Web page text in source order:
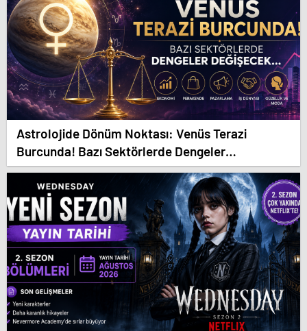
Astrolojide Dönüm Noktası: Venüs Terazi
Burcunda! Bazı Sektörlerde Dengeler
Değişecek…